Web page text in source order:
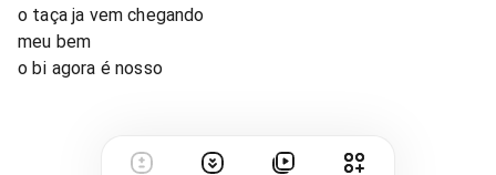
o taça ja vem chegando
meu bem
o bi agora é nosso